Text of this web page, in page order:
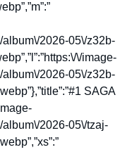
2026-05\/z32b-
\/image-
2026-05\/z32b-
SAGA
2026-05\/tzaj-